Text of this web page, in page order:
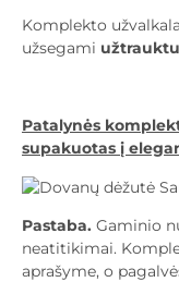
Komplekto
užsegami
Patalynės
supakuotas į
Pastaba. Gaminio
neatitikimai.
aprašyme, o